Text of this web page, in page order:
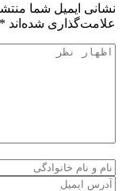
نشانی ایمیل شما
علامت‌گذاری شده‌اند *